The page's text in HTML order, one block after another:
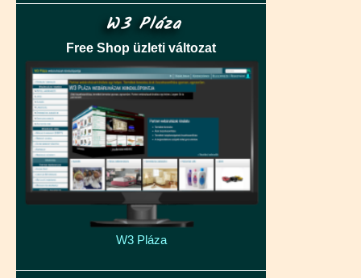
W3 Pláza
Free Shop üzleti változat
W3 Pláza